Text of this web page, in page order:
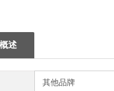
述
其他品牌